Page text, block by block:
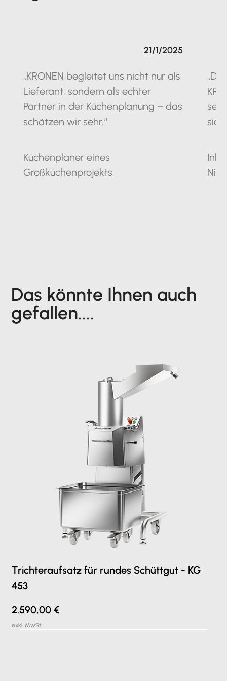
„KRONEN begleitet uns nicht nur als
Lieferant, sondern als echter
Partner in der Küchenplanung – das
schätzen wir sehr.“
Küchenplaner eines
Großküchenprojekts
21/1/2025
seit
sich
Das könnte Ihnen auch
gefallen....
Trichteraufsatz für rundes Schüttgut - KG
453
Preis
2.590,00 €
exkl. MwSt.